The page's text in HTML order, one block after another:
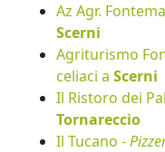
Az Agr.
Scerni
Agriturismo
celiaci a Scerni
Il Ristoro dei
Tornareccio
Il Tucano -